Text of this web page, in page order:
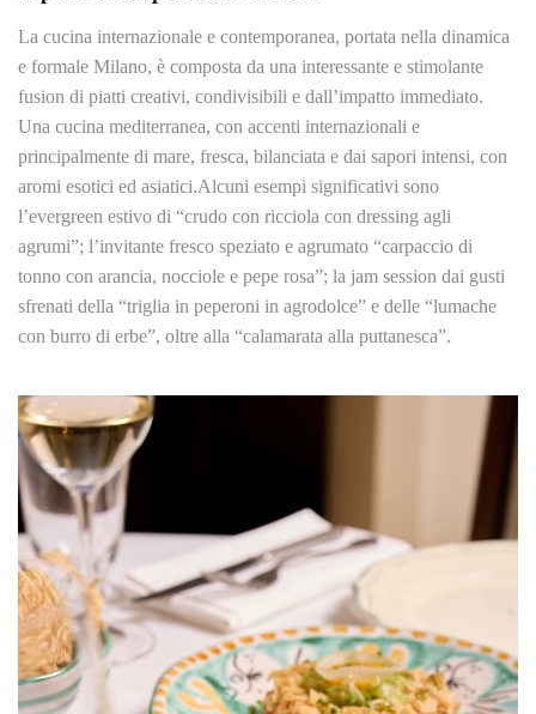
La cucina internazionale e contemporanea, portata nella dinamica
e formale Milano, è composta da una interessante e stimolante
fusion di piatti creativi, condivisibili e dall’impatto immediato.
Una cucina mediterranea, con accenti internazionali e
principalmente di mare, fresca, bilanciata e dai sapori intensi, con
aromi esotici ed asiatici.Alcuni esempi significativi sono
l’evergreen estivo di “crudo con ricciola con dressing agli
agrumi”; l’invitante fresco speziato e agrumato “carpaccio di
tonno con arancia, nocciole e pepe rosa”; la jam session dai gusti
sfrenati della “triglia in peperoni in agrodolce” e delle “lumache
con burro di erbe”, oltre alla “calamarata alla puttanesca”.